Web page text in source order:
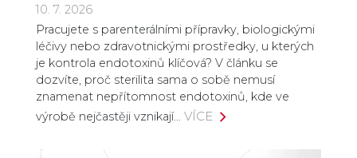
10. 7. 2026
Pracujete s parenterálními přípravky, biologickými
léčivy nebo zdravotnickými prostředky, u kterých
je kontrola endotoxinů klíčová? V článku se
dozvíte, proč sterilita sama o sobě nemusí
znamenat nepřítomnost endotoxinů, kde ve
výrobě nejčastěji vznikají… VÍCE